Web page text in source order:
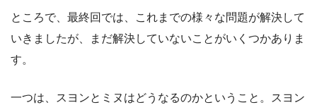
ところで、最終回では、これまでの様々な問題が解決して
いきましたが、まだ解決していないことがいくつかありま
す。
一つは、スヨンとミヌはどうなるのかということ。スヨン